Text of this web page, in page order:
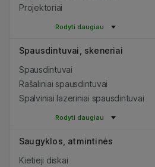
Projektoriai
Rodyti daugiau
Spausdintuvai, skeneriai
Spausdintuvai
Rašaliniai spausdintuvai
Spalviniai lazeriniai spausdintuvai
Rodyti daugiau
Saugyklos, atmintinės
Kietieji diskai